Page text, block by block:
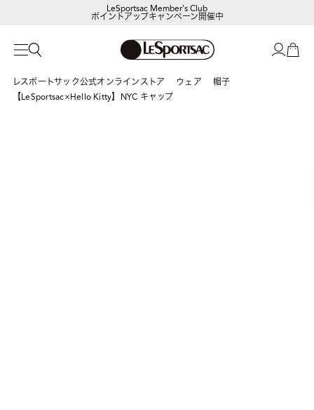
LeSportsac Member's Club
ポイントアップキャンペーン開催中
レスポートサック公式オンラインストア ウェア
帽子
【LeSportsac×Hello Kitty】NYC キャップ